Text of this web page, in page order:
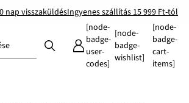
nap visszaküldésIngyenes szállítás 15 999 Ft-tól
[node-
badge-
user-
codes]
[node-
badge-
wishlist]
[node-
badge-
cart-
items]